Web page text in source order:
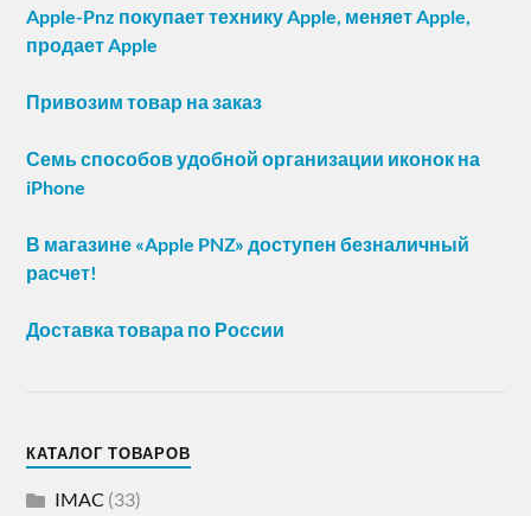
Apple-Pnz покупает технику Apple, меняет Apple,
продает Apple
Привозим товар на заказ
Семь способов удобной организации иконок на
iPhone
В магазине «Apple PNZ» доступен безналичный
расчет!
Доставка товара по России
КАТАЛОГ ТОВАРОВ
IMAC (33)